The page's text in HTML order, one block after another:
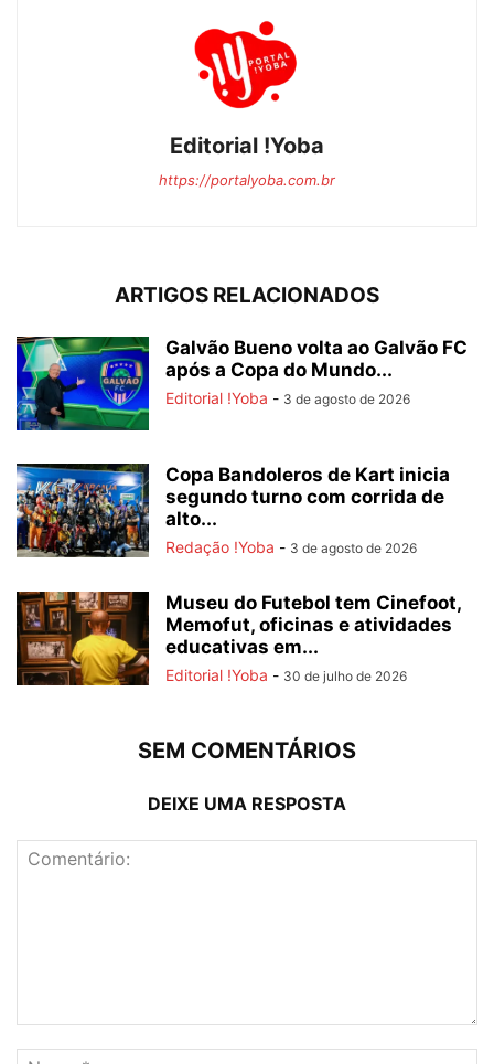
Editorial !Yoba
https://portalyoba.com.br
ARTIGOS RELACIONADOS
Galvão Bueno volta ao Galvão FC
após a Copa do Mundo...
Editorial !Yoba - 3 de agosto de 2026
Copa Bandoleros de Kart inicia
segundo turno com corrida de
alto...
Redação !Yoba - 3 de agosto de 2026
Museu do Futebol tem Cinefoot,
Memofut, oficinas e atividades
educativas em...
Editorial !Yoba - 30 de julho de 2026
SEM COMENTÁRIOS
DEIXE UMA RESPOSTA